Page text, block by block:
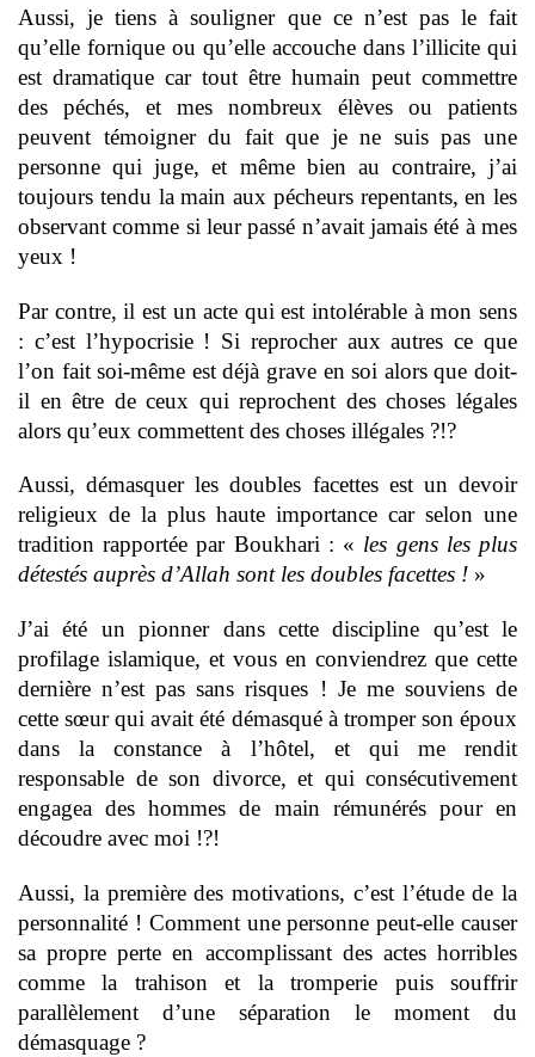
Aussi, je tiens à souligner que ce n’est pas le fait
qu’elle fornique ou qu’elle accouche dans l’illicite qui
est dramatique car tout être humain peut commettre
des péchés, et mes nombreux élèves ou patients
peuvent témoigner du fait que je ne suis pas une
personne qui juge, et même bien au contraire, j’ai
toujours tendu la main aux pécheurs repentants, en les
observant comme si leur passé n’avait jamais été à mes
yeux !
Par contre, il est un acte qui est intolérable à mon sens
: c’est l’hypocrisie ! Si reprocher aux autres ce que
l’on fait soi-même est déjà grave en soi alors que doit-
il en être de ceux qui reprochent des choses légales
alors qu’eux commettent des choses illégales ?!?
Aussi, démasquer les doubles facettes est un devoir
religieux de la plus haute importance car selon une
tradition rapportée par Boukhari : « les gens les plus
détestés auprès d’Allah sont les doubles facettes ! »
J’ai été un pionner dans cette discipline qu’est le
profilage islamique, et vous en conviendrez que cette
dernière n’est pas sans risques ! Je me souviens de
cette sœur qui avait été démasqué à tromper son époux
dans la constance à l’hôtel, et qui me rendit
responsable de son divorce, et qui consécutivement
engagea des hommes de main rémunérés pour en
découdre avec moi !?!
Aussi, la première des motivations, c’est l’étude de la
personnalité ! Comment une personne peut-elle causer
sa propre perte en accomplissant des actes horribles
comme la trahison et la tromperie puis souffrir
parallèlement d’une séparation le moment du
démasquage ?